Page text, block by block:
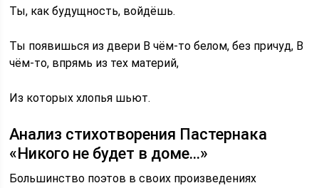
Ты, как будущность, войдёшь.
Ты появишься из двери В чём-то белом, без причуд, В
чём-то, впрямь из тех материй,
Из которых хлопья шьют.
Анализ стихотворения Пастернака
«Никого не будет в доме…»
Большинство поэтов в своих произведениях